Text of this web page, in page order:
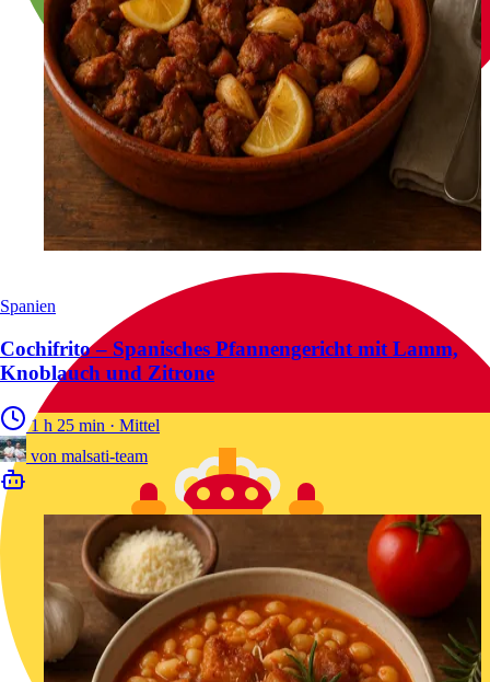
Spanien
Cochifrito – Spanisches Pfannengericht mit Lamm,
Knoblauch und Zitrone
1 h 25 min · Mittel
von malsati-team